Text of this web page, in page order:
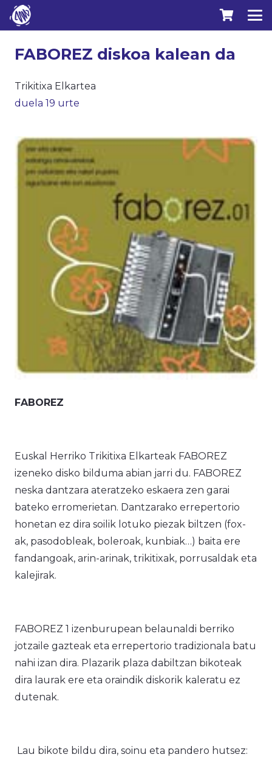
FABOREZ diskoa kalean da
Trikitixa Elkartea
duela 19 urte
FABOREZ
Euskal Herriko Trikitixa Elkarteak FABOREZ
izeneko disko bilduma abian jarri du. FABOREZ
neska dantzara ateratzeko eskaera zen garai
bateko erromerietan. Dantzarako errepertorio
honetan ez dira soilik lotuko piezak biltzen (fox-
ak, pasodobleak, boleroak, kunbiak…) baita ere
fandangoak, arin-arinak, trikitixak, porrusaldak eta
kalejirak.
FABOREZ 1 izenburupean belaunaldi berriko
jotzaile gazteak eta errepertorio tradizionala batu
nahi izan dira. Plazarik plaza dabiltzan bikoteak
dira laurak ere eta oraindik diskorik kaleratu ez
dutenak.
Lau bikote bildu dira, soinu eta pandero hutsez: